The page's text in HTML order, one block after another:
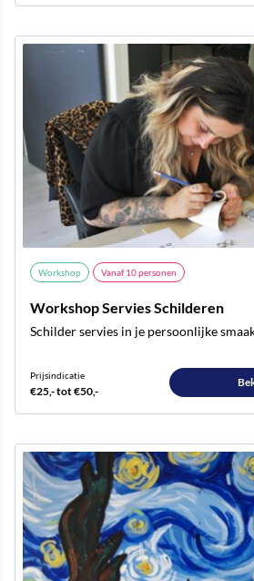
Workshop Vanaf10personen
Workshop Servies Schilderen
Schilder servies in je persoonlijke
Prijsindicatie
€25,- tot €50,-